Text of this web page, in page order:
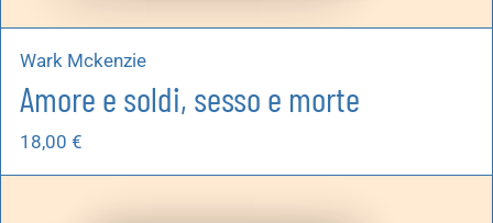
Wark Mckenzie
Amore e soldi, sesso e morte
18,00 €